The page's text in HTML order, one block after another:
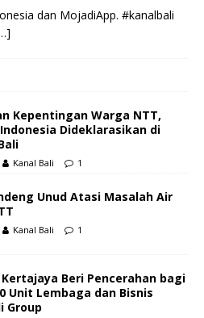
dan MojadiApp. #kanalbali
Kepentingan Warga NTT,
Dideklarasikan di
Kanal Bali 1
Unud Atasi Masalah Air
Kanal Bali 1
Beri Pencerahan bagi
Unit Lembaga dan Bisnis
Group